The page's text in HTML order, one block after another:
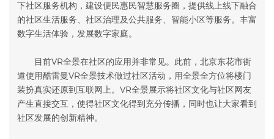
下社区服务机构，建设便民惠民智慧服务圈，提供线上线下融合
的社区生活服务、社区治理及公共服务、智能小区等服务。丰富
数字生活体验，发展数字家庭。
目前VR全景在社区的应用并非常见。此前，北京东花市街
道使用酷雷曼VR全景技术做过社区活动，用全景全方位将楼门
装扮真实还原到互联网上。VR全景展示将社区文化与社区网友
产生直接交互，使得社区文化得到充分传播，同时也让大家看到
社区发展的创新精神。